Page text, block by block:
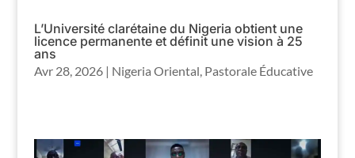
L’Université clarétaine du Nigeria obtient une
licence permanente et définit une vision à 25
ans
Avr 28, 2026| Nigeria Oriental, Pastorale Éducative